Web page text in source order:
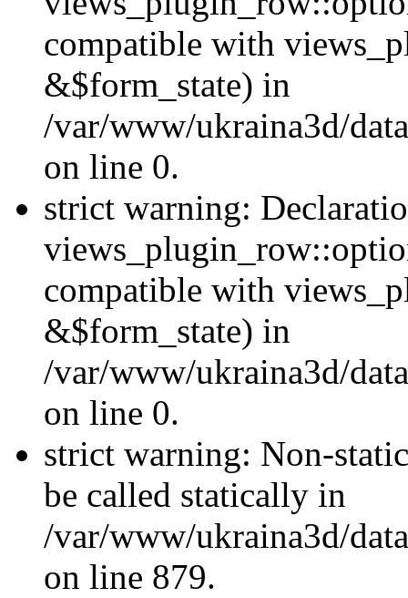
compatible with
&$form_state) in
/var/www/ukraina3d/
on line 0.
strict warning:
compatible with
&$form_state) in
/var/www/ukraina3d/
on line 0.
strict warning: Non-
be called statically in
/var/www/ukraina3d/
on line 879.